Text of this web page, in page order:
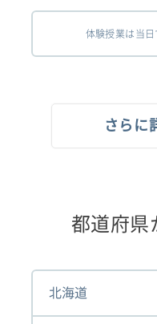
体験授業は当日
さらに
都道府県
北海道